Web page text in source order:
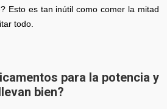
Esto es tan inútil como comer la mitad
todo.
para la potencia y
bien?